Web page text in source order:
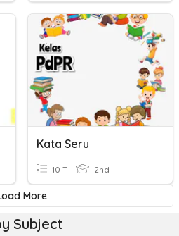
Kata Seru
10 T 2nd
More
Subject